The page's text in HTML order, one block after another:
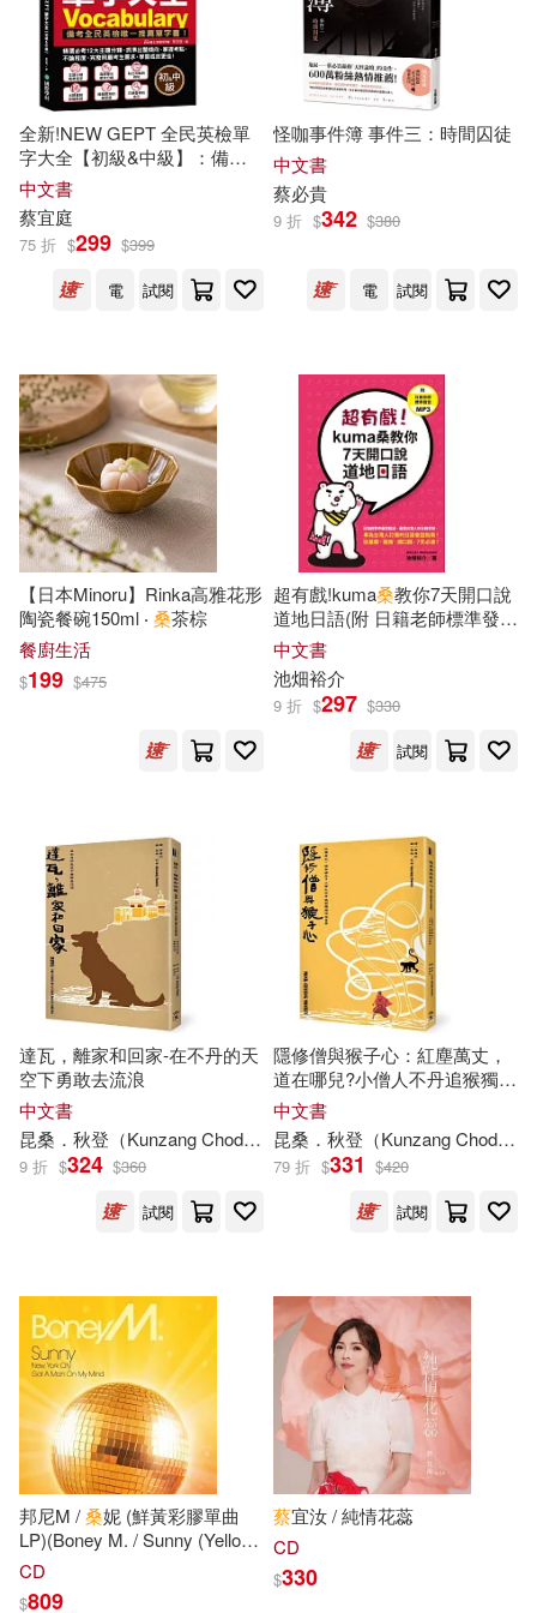
蔡元培(37) 夏海公司(36)
王文華(36) 蔡宏進(36)
羅冠顯(34) 蔡金田(34)
蘇青和(34) 劉明鑫(33)
蔡上機(33) 蔡有秩(33)
衛紀淮(33) 陳翰基(33)
廖慶堂(32)
水野美波(32) 蔡榮裕(32)
蔡潔儀(32) 陳善翔(32)
李政達(31) 陳郁如(31)
蔡必貴(29) 張文亮(28)
蔡康永(28) 蔡桂娟(28)
王淑芬(27)
娥蘇拉．勒瑰恩(26)
富野由悠季(25) 矢立肇(25)
アボガド6(23)
大和田秀樹(23) 莫泊桑(23)
劉思源(22)
蔡純如(22) 桑得福夫婦(21)
商周出版(120)
平心出版(119)
化學工業出版社(101)
社會科學文獻出版社(99)
交通部運輸研究所(90)
青文(86) SONY MUSIC(82)
親子天下(82)
浙江大學出版社(81)
中國人民大學出版社(78)
中國華僑出版社(77)
新銳文創(77) 秀威資訊(75)
商務印書館(72) 麥田(72)
warner music(71) 三采(67)
中國紡織出版社(67)
人民文學出版社(66)
北京大學出版社(63)
南京大學出版社(63)
寂天(62)
本週上市新品(9)
電子書 (可複選)
適合手機平板閱讀(1147)
適合平板閱讀(897)
其他 (可複選)
現在可購買商品(7419)
作者/演唱/譯/編/繪(7)
價格
全新!NEW GEPT 全民英檢單
字大全【初級&中級】：備考
全民英檢唯一推薦單字書!精選
必考 12 大主題分類，抓準出題
傾向、掌握考點，不論程度，
完整照顧考生需求，學習成效
更佳!(附線上音檔 QR 碼)
中文書
蔡宜庭
75 折 $299 $399
電
試閱
怪咖事件簿 事件三：時間囚徒
中文書
蔡必貴
9 折 $342 $380
電 試閱
【日本Minoru】Rinka高雅花形
陶瓷餐碗150ml ‧ 桑茶棕
餐廚生活
$199 $475
超有戲!kuma桑教你7天開口說
道地日語(附 日籍老師標準發音
MP3)
中文書
池畑裕介
9 折 $297 $330
試閱
達瓦，離家和回家-在不丹的天
空下勇敢去流浪
中文書
昆桑 ．秋登（Kunzang Choden） 黃意然
9 折 $324 $360
試閱
隱修僧與猴子心：紅塵萬丈，
道在哪兒?小僧人不丹追猴獨闖
花花世界
中文書
昆桑 ．秋登（Kunzang Choden）
79 折 $331 $420
試閱
邦尼M /桑妮 (鮮黃彩膠單曲
LP)(Boney M. / Sunny (Yellow
Vinyl))
CD
$809
蔡宜汝 / 純情花蕊
CD
$330